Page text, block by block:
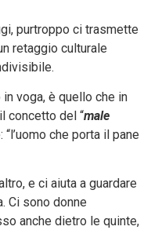
purtroppo ci trasmette
retaggio culturale
voga, è quello che in
concetto del “male
che porta il pane
e ci aiuta a guardare
Ci sono donne
anche dietro le quinte,